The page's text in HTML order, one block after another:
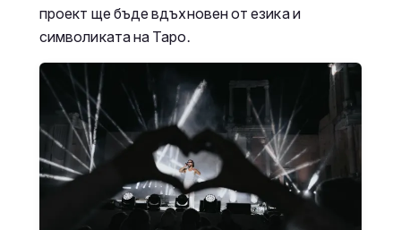
проект ще бъде вдъхновен от езика и
символиката на Таро.